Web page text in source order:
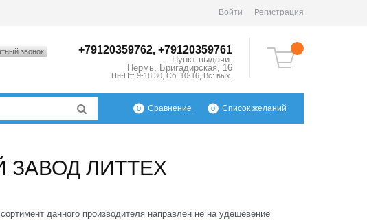
Войти Регистрация
+79120359762, +79120359761
Пункт выдачи:
Пермь
Бригадирская, 16
Пн-Пт: 9-18:30, Сб: 10-16, Вс: вых.
звонок
0 Сравнение 0 Список желаний
ЛИТТЕХ
данного производителя направлен не на удешевение